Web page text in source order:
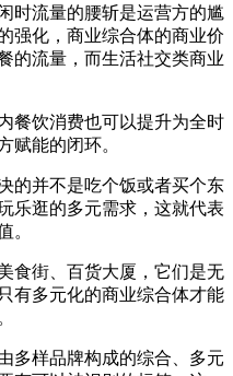
时流量的腰斩是运营方的尴
强化，商业综合体的商业价
的流量，而生活社交类商业
餐饮消费也可以提升为全时
赋能的闭环。
的并不是吃个饭或者买个东
乐逛的多元需求，这就代表
。
食街、百货大厦，它们是无
有多元化的商业综合体才能
多样品牌构成的综合、多元